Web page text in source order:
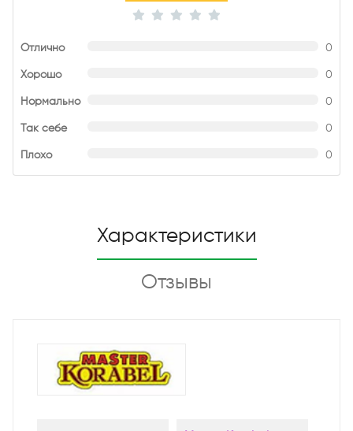
Отлично 0
Хорошо 0
Нормально 0
Так себе 0
Плохо 0
Характеристики
Отзывы